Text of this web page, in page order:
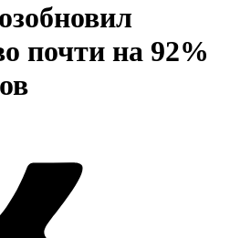
почти на 92%